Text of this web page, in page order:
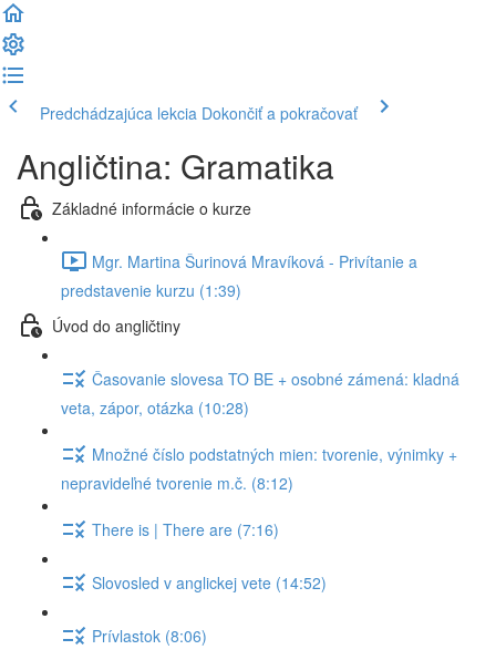
Predchádzajúca lekcia Dokončiť a pokračovať
Angličtina: Gramatika
Základné informácie o kurze
Mgr. Martina Šurinová Mravíková - Privítanie a
predstavenie kurzu (1:39)
Úvod do angličtiny
Časovanie slovesa TO BE + osobné zámená: kladná
veta, zápor, otázka (10:28)
Množné číslo podstatných mien: tvorenie, výnimky +
nepravideľné tvorenie m.č. (8:12)
There is | There are (7:16)
Slovosled v anglickej vete (14:52)
Prívlastok (8:06)